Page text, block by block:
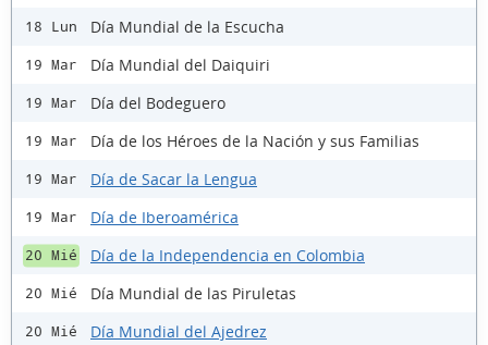
18 Lun Día Mundial de la Escucha
19 Mar Día Mundial del Daiquiri
19 Mar Día del Bodeguero
19 Mar Día de los Héroes de la Nación y sus Familias
19 Mar Día de Sacar la Lengua
19 Mar Día de Iberoamérica
20 Mié Día de la Independencia en Colombia
20 Mié Día Mundial de las Piruletas
20 Mié Día Mundial del Ajedrez